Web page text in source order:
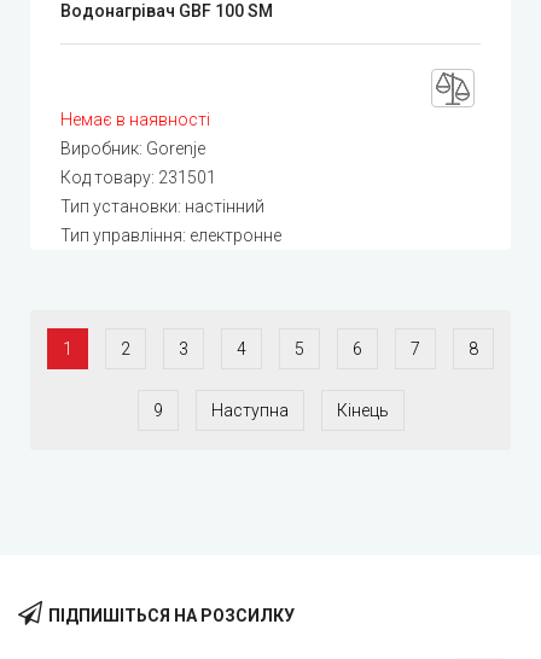
Водонагрівач GBF 100 SM
Немає в наявності
Виробник: Gorenje
Код товару: 231501
Тип установки: настінний
Тип управління: електронне
1 2 3 4 5 6 7 8
9 Наступна Кінець
ПІДПИШІТЬСЯ НА РОЗСИЛКУ